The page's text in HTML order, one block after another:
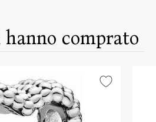
hanno comprato